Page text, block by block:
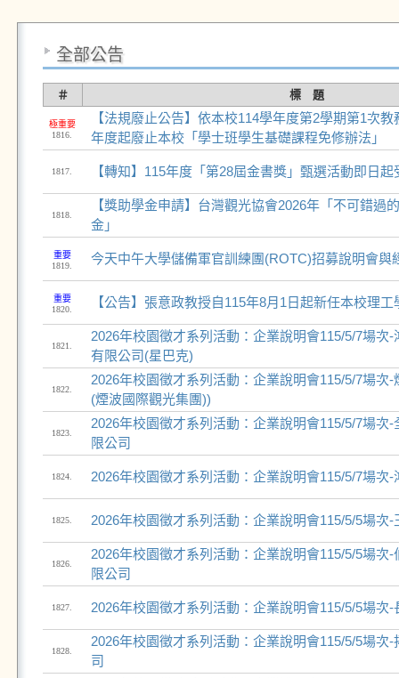
全部公告
＃ 標 題
極重要
1816.
【法規廢止公告】依本校114學年度第2學期第1次
年度起廢止本校「學士班學生基礎課程免修辦法」
1817. 【轉知】115年度「第28屆金書獎」甄選活動即日起
1818.
【獎助學金申請】台灣觀光協會2026年「不可錯過
金」
重要
1819.
今天中午大學儲備軍官訓練團(ROTC)招募說明會與
重要
1820.
【公告】張意政教授自115年8月1日起新任本校理工
1821.
2026年校園徵才系列活動：企業說明會115/5/7場次
有限公司(星巴克)
1822.
2026年校園徵才系列活動：企業說明會115/5/7場次
(煙波國際觀光集團))
1823.
2026年校園徵才系列活動：企業說明會115/5/7場次
限公司
1824. 2026年校園徵才系列活動：企業說明會115/5/7場次
1825. 2026年校園徵才系列活動：企業說明會115/5/5場次-
1826.
2026年校園徵才系列活動：企業說明會115/5/5場次
限公司
1827. 2026年校園徵才系列活動：企業說明會115/5/5場次
1828.
2026年校園徵才系列活動：企業說明會115/5/5場次
司